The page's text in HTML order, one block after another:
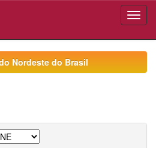
Nordeste do Brasil